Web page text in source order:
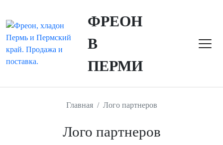
ФРЕОН
В
ПЕРМИ
Главная Лого партнеров
Лого партнеров